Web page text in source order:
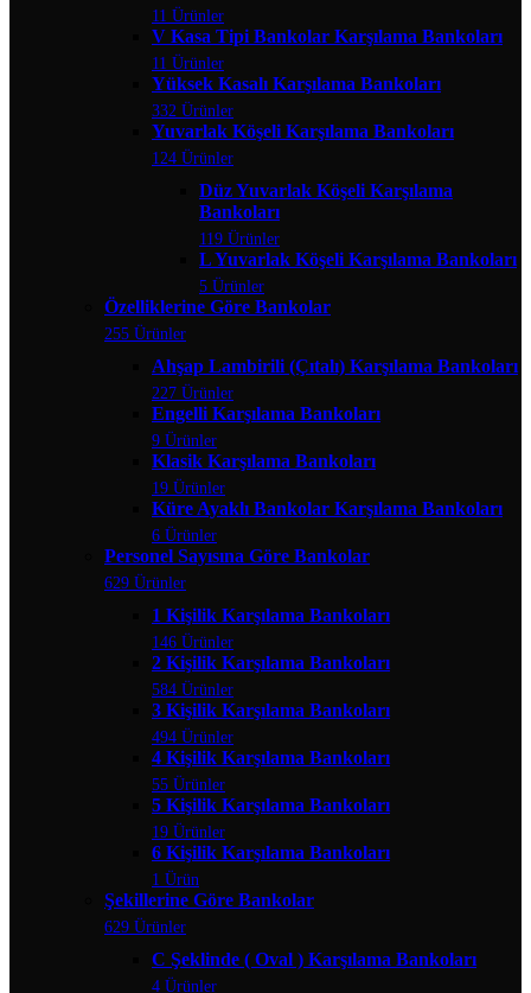
11 Ürünler
V Kasa Tipi Bankolar Karşılama Bankoları
11 Ürünler
Yüksek Kasalı Karşılama Bankoları
332 Ürünler
Yuvarlak Köşeli Karşılama Bankoları
124 Ürünler
Düz Yuvarlak Köşeli Karşılama
Bankoları
119 Ürünler
L Yuvarlak Köşeli Karşılama Bankoları
5 Ürünler
Özelliklerine Göre Bankolar
255 Ürünler
Ahşap Lambirili (Çıtalı) Karşılama Bankoları
227 Ürünler
Engelli Karşılama Bankoları
9 Ürünler
Klasik Karşılama Bankoları
19 Ürünler
Küre Ayaklı Bankolar Karşılama Bankoları
6 Ürünler
Personel Sayısına Göre Bankolar
629 Ürünler
1 Kişilik Karşılama Bankoları
146 Ürünler
2 Kişilik Karşılama Bankoları
584 Ürünler
3 Kişilik Karşılama Bankoları
494 Ürünler
4 Kişilik Karşılama Bankoları
55 Ürünler
5 Kişilik Karşılama Bankoları
19 Ürünler
6 Kişilik Karşılama Bankoları
1 Ürün
Şekillerine Göre Bankolar
629 Ürünler
C Şeklinde ( Oval ) Karşılama Bankoları
4 Ürünler